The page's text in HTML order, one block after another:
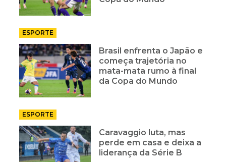
ESPORTE
Brasil enfrenta o Japão e
começa trajetória no
mata-mata rumo à final
da Copa do Mundo
ESPORTE
Caravaggio luta, mas
perde em casa e deixa a
liderança da Série B